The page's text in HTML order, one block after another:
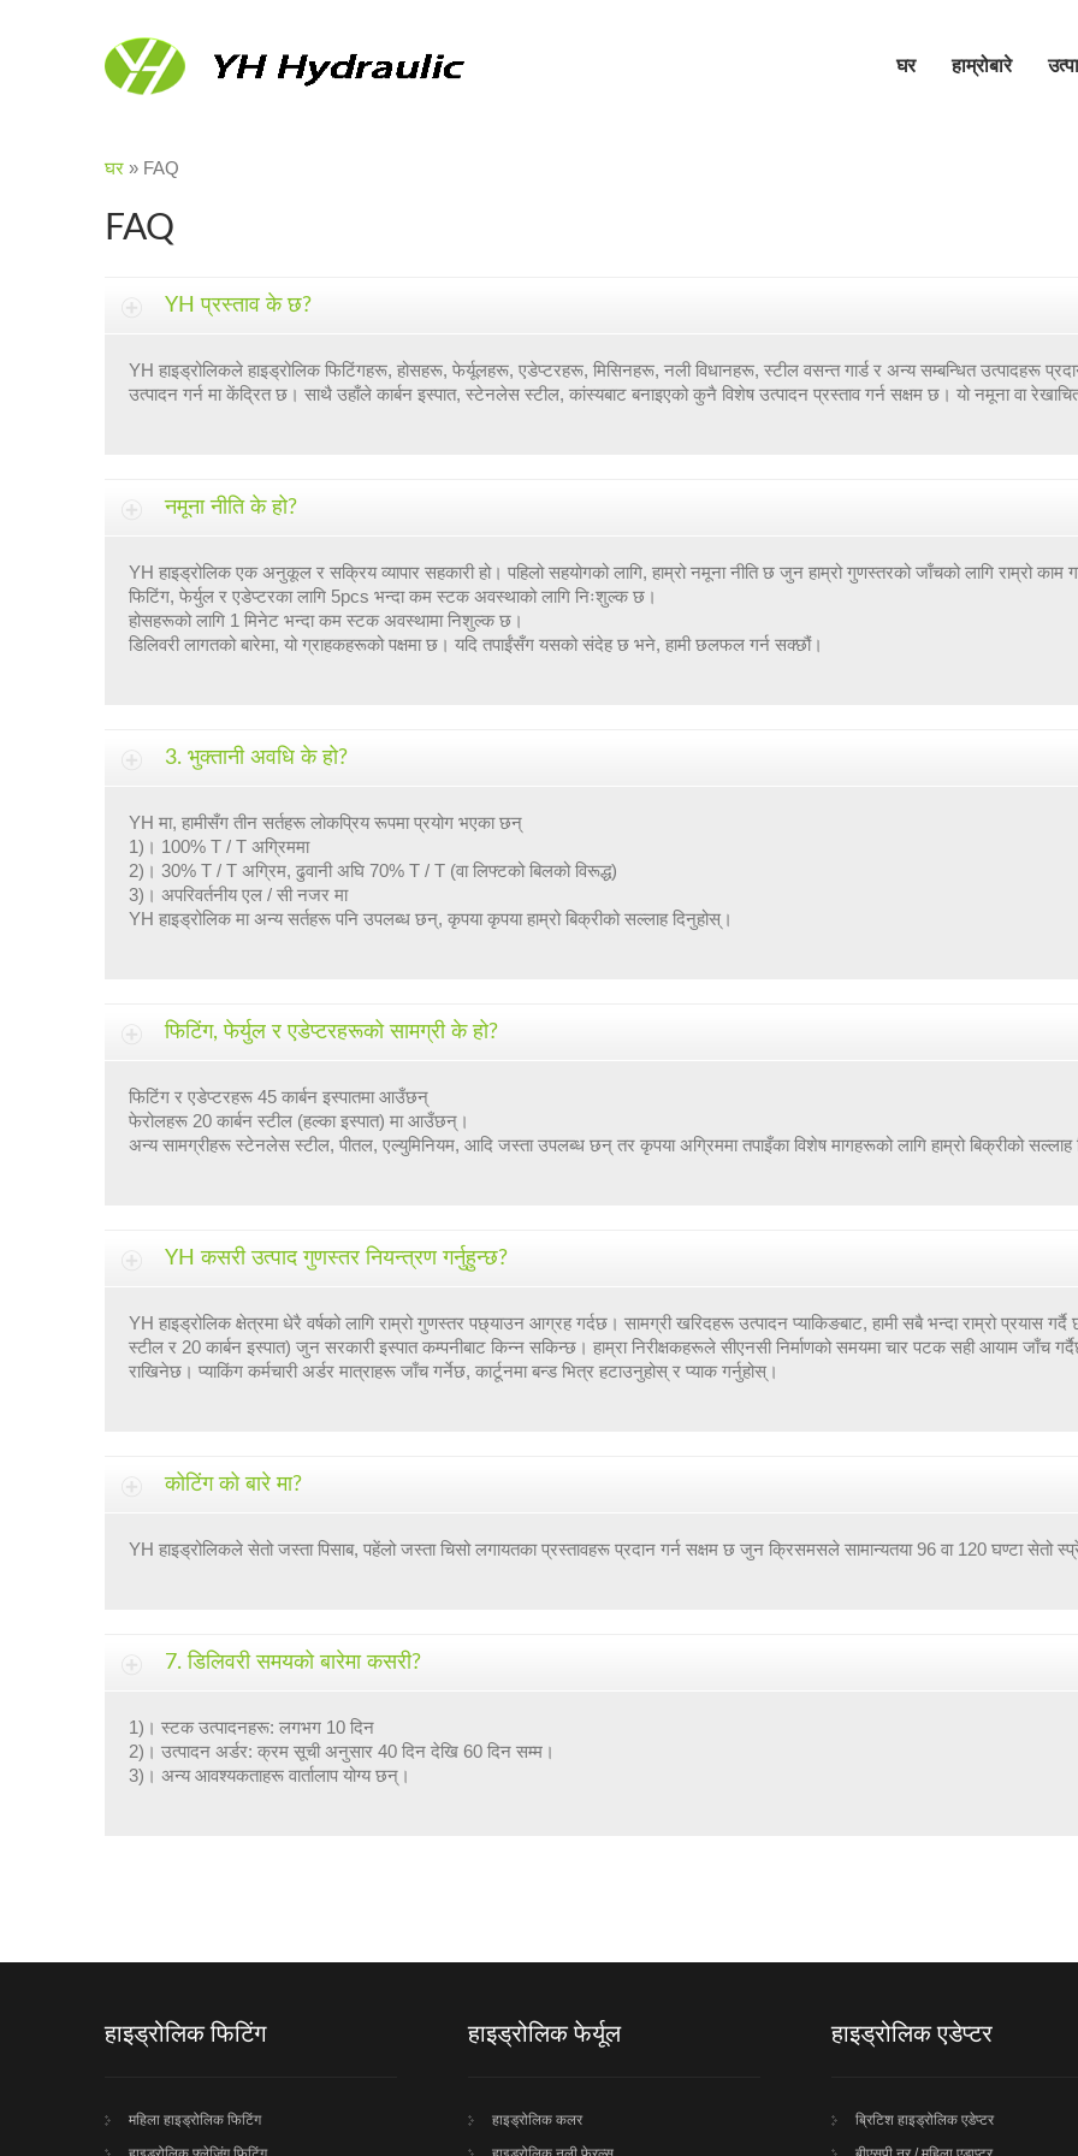
घर हाम्रोबारे
घर » FAQ
FAQ
YH प्रस्ताव के छ?
YH हाइड्रोलिकले हाइड्रोलिक फिटिंगहरू, होसहरू, फेर्यूलहरू, एडेप्टरहरू, मिसिनहरू, नली विधानहरू, स्टील वसन्त गार्ड र अन्य सम्बन्धित उत्पादहरू
उत्पादन गर्न मा केंद्रित छ। साथै उहाँले कार्बन इस्पात, स्टेनलेस स्टील, कांस्यबाट बनाइएको कुनै विशेष उत्पादन प्रस्ताव गर्न सक्षम छ। यो नमूना वा
नमूना नीति के हो?
YH हाइड्रोलिक एक अनुकूल र सक्रिय व्यापार सहकारी हो। पहिलो सहयोगको लागि, हाम्रो नमूना नीति छ जुन हाम्रो गुणस्तरको जाँचको लागि राम्रो काम
फिटिंग, फेर्युल र एडेप्टरका लागि 5pcs भन्दा कम स्टक अवस्थाको लागि निःशुल्क छ।
होसहरूको लागि 1 मिनेट भन्दा कम स्टक अवस्थामा निशुल्क छ।
डिलिवरी लागतको बारेमा, यो ग्राहकहरूको पक्षमा छ। यदि तपाईंसँग यसको संदेह छ भने, हामी छलफल गर्न सक्छौं।
3. भुक्तानी अवधि के हो?
YH मा, हामीसँग तीन सर्तहरू लोकप्रिय रूपमा प्रयोग भएका छन्
1)। 100% T / T अग्रिममा
2)। 30% T / T अग्रिम, ढुवानी अघि 70% T / T (वा लिफ्टको बिलको विरूद्ध)
3)। अपरिवर्तनीय एल / सी नजर मा
YH हाइड्रोलिक मा अन्य सर्तहरू पनि उपलब्ध छन्, कृपया कृपया हाम्रो बिक्रीको सल्लाह दिनुहोस्।
फिटिंग, फेर्युल र एडेप्टरहरूको सामग्री के हो?
फिटिंग र एडेप्टरहरू 45 कार्बन इस्पातमा आउँछन्
फेरोलहरू 20 कार्बन स्टील (हल्का इस्पात) मा आउँछन्।
अन्य सामग्रीहरू स्टेनलेस स्टील, पीतल, एल्युमिनियम, आदि जस्ता उपलब्ध छन् तर कृपया अग्रिममा तपाइँका विशेष मागहरूको लागि हाम्रो बिक्रीको सल्लाह
YH कसरी उत्पाद गुणस्तर नियन्त्रण गर्नुहुन्छ?
YH हाइड्रोलिक क्षेत्रमा धेरै वर्षको लागि राम्रो गुणस्तर पछ्याउन आग्रह गर्दछ। सामग्री खरिदहरू उत्पादन प्याकिङबाट, हामी सबै भन्दा राम्रो प्रयास गर्दै
स्टील र 20 कार्बन इस्पात) जुन सरकारी इस्पात कम्पनीबाट किन्न सकिन्छ। हाम्रा निरीक्षकहरूले सीएनसी निर्माणको समयमा चार पटक सही आयाम जाँच
राखिनेछ। प्याकिंग कर्मचारी अर्डर मात्राहरू जाँच गर्नेछ, कार्टूनमा बन्ड भित्र हटाउनुहोस् र प्याक गर्नुहोस्।
कोटिंग को बारे मा?
YH हाइड्रोलिकले सेतो जस्ता पिसाब, पहेंलो जस्ता चिसो लगायतका प्रस्तावहरू प्रदान गर्न सक्षम छ जुन क्रिसमसले सामान्यतया 96 वा 120 घण्टा सेतो स्प्रे
7. डिलिवरी समयको बारेमा कसरी?
1)। स्टक उत्पादनहरू: लगभग 10 दिन
2)। उत्पादन अर्डर: क्रम सूची अनुसार 40 दिन देखि 60 दिन सम्म।
3)। अन्य आवश्यकताहरू वार्तालाप योग्य छन्।
हाइड्रोलिक फिटिंग
महिला हाइड्रोलिक फिटिंग
हाइड्रोलिक फेर्यूल
हाइड्रोलिक कलर
हाइड्रोलिक एडेप्टर
ब्रिटिश हाइड्रोलिक एडेप्टर